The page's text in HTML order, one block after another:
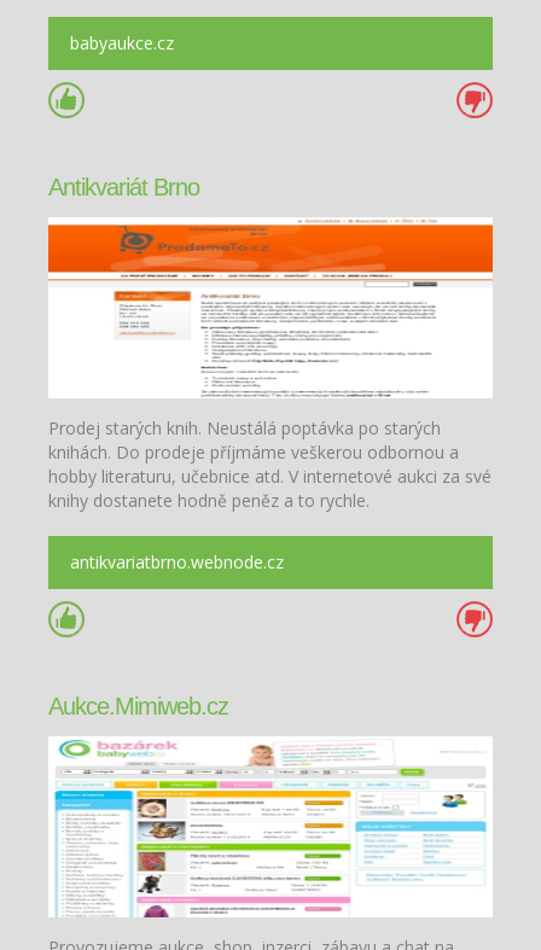
babyaukce.cz
Antikvariát Brno
Prodej starých knih. Neustálá poptávka po starých
knihách. Do prodeje příjmáme veškerou odbornou a
hobby literaturu, učebnice atd. V internetové aukci za své
knihy dostanete hodně peněz a to rychle.
antikvariatbrno.webnode.cz
Aukce.Mimiweb.cz